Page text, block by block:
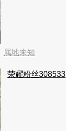
属地未知
荣耀粉丝308533